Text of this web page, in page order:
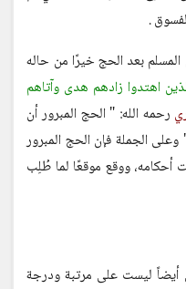
.
بعد الحج خيرًا من حاله
اهتدوا زادهم هدى وآتاهم
رحمه الله: " الحج المبرور أن
الجملة فإن الحج المبرور
ووقع موقعًا لما طُلِب
أيضاً ليست على مرتبة ودرجة